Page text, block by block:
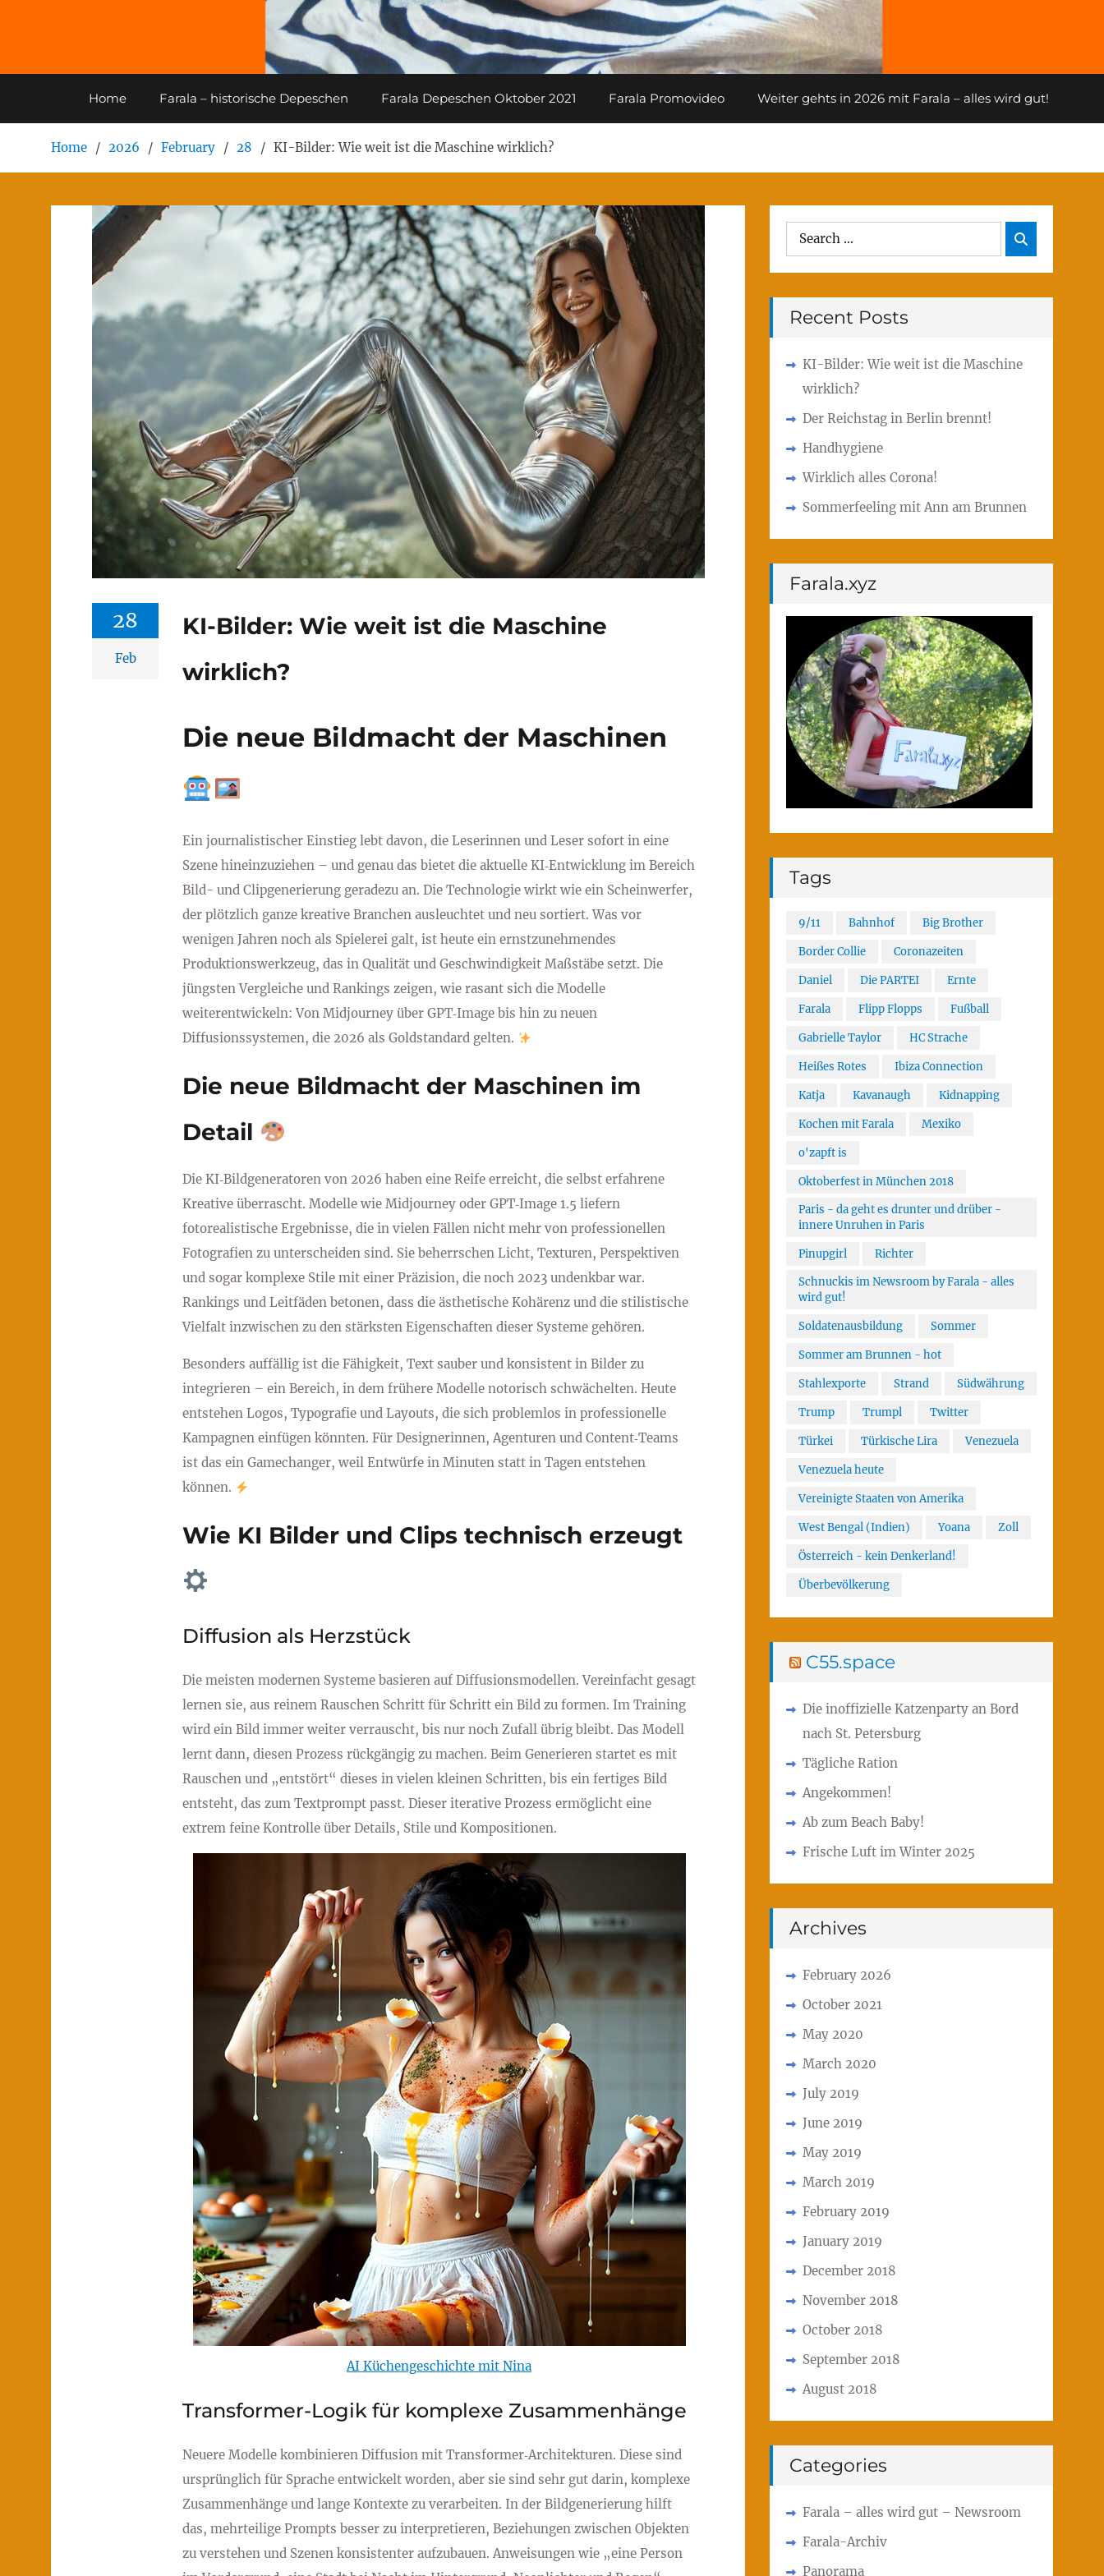
Home Farala – historische Depeschen Farala Depeschen Oktober 2021 Farala Promovideo Weiter gehts in 2026 mit Farala – alles wird gut!
Home 2026 February 28 KI-Bilder: Wie weit ist die Maschine wirklich?
KI-Bilder: Wie weit ist die Maschine
wirklich?
28
Feb
Die neue Bildmacht der Maschinen
Ein journalistischer Einstieg lebt davon, die Leserinnen und Leser sofort in eine
Szene hineinzuziehen – und genau das bietet die aktuelle KI‑Entwicklung im Bereich
Bild- und Clipgenerierung geradezu an. Die Technologie wirkt wie ein Scheinwerfer,
der plötzlich ganze kreative Branchen ausleuchtet und neu sortiert. Was vor
wenigen Jahren noch als Spielerei galt, ist heute ein ernstzunehmendes
Produktionswerkzeug, das in Qualität und Geschwindigkeit Maßstäbe setzt. Die
jüngsten Vergleiche und Rankings zeigen, wie rasant sich die Modelle
weiterentwickeln: Von Midjourney über GPT‑Image bis hin zu neuen
Diffusionssystemen, die 2026 als Goldstandard gelten.
Die neue Bildmacht der Maschinen im
Detail
Die KI‑Bildgeneratoren von 2026 haben eine Reife erreicht, die selbst erfahrene
Kreative überrascht. Modelle wie Midjourney oder GPT‑Image 1.5 liefern
fotorealistische Ergebnisse, die in vielen Fällen nicht mehr von professionellen
Fotografien zu unterscheiden sind. Sie beherrschen Licht, Texturen, Perspektiven
und sogar komplexe Stile mit einer Präzision, die noch 2023 undenkbar war.
Rankings und Leitfäden betonen, dass die ästhetische Kohärenz und die stilistische
Vielfalt inzwischen zu den stärksten Eigenschaften dieser Systeme gehören.
Besonders auffällig ist die Fähigkeit, Text sauber und konsistent in Bilder zu
integrieren – ein Bereich, in dem frühere Modelle notorisch schwächelten. Heute
entstehen Logos, Typografie und Layouts, die sich problemlos in professionelle
Kampagnen einfügen könnten. Für Designerinnen, Agenturen und Content‑Teams
ist das ein Gamechanger, weil Entwürfe in Minuten statt in Tagen entstehen
können.
Wie KI Bilder und Clips technisch erzeugt
Diffusion als Herzstück
Die meisten modernen Systeme basieren auf Diffusionsmodellen. Vereinfacht gesagt
lernen sie, aus reinem Rauschen Schritt für Schritt ein Bild zu formen. Im Training
wird ein Bild immer weiter verrauscht, bis nur noch Zufall übrig bleibt. Das Modell
lernt dann, diesen Prozess rückgängig zu machen. Beim Generieren startet es mit
Rauschen und „entstört“ dieses in vielen kleinen Schritten, bis ein fertiges Bild
entsteht, das zum Textprompt passt. Dieser iterative Prozess ermöglicht eine
extrem feine Kontrolle über Details, Stile und Kompositionen.
AI Küchengeschichte mit Nina
Transformer-Logik für komplexe Zusammenhänge
Neuere Modelle kombinieren Diffusion mit Transformer‑Architekturen. Diese sind
ursprünglich für Sprache entwickelt worden, aber sie sind sehr gut darin, komplexe
Zusammenhänge und lange Kontexte zu verarbeiten. In der Bildgenerierung hilft
das, mehrteilige Prompts besser zu interpretieren, Beziehungen zwischen Objekten
zu verstehen und Szenen konsistenter aufzubauen. Anweisungen wie „eine Person
Search
for:

Recent Posts
KI-Bilder: Wie weit ist die Maschine
wirklich?
Der Reichstag in Berlin brennt!
Handhygiene
Wirklich alles Corona!
Sommerfeeling mit Ann am Brunnen
Farala.xyz
Tags
9/11 Bahnhof Big Brother
Border Collie Coronazeiten
Daniel Die PARTEI Ernte
Farala Flipp Flopps Fußball
Gabrielle Taylor HC Strache
Heißes Rotes Ibiza Connection
Katja Kavanaugh Kidnapping
Kochen mit Farala Mexiko
o'zapft is
Oktoberfest in München 2018
Paris - da geht es drunter und drüber -
innere Unruhen in Paris
Pinupgirl
Richter
Schnuckis im Newsroom by Farala - alles
wird gut!
Soldatenausbildung Sommer
Sommer am Brunnen - hot
Stahlexporte Strand Südwährung
Trump Trumpl Twitter
Türkei Türkische Lira Venezuela
Venezuela heute
Vereinigte Staaten von Amerika
West Bengal (Indien) Yoana Zoll
Österreich - kein Denkerland!
Überbevölkerung
C55.space
Die inoffizielle Katzenparty an Bord
nach St. Petersburg
Tägliche Ration
Angekommen!
Ab zum Beach Baby!
Frische Luft im Winter 2025
Archives
February 2026
October 2021
May 2020
March 2020
July 2019
June 2019
May 2019
March 2019
February 2019
January 2019
December 2018
November 2018
October 2018
September 2018
August 2018
Categories
Farala – alles wird gut – Newsroom
Farala-Archiv
Panorama